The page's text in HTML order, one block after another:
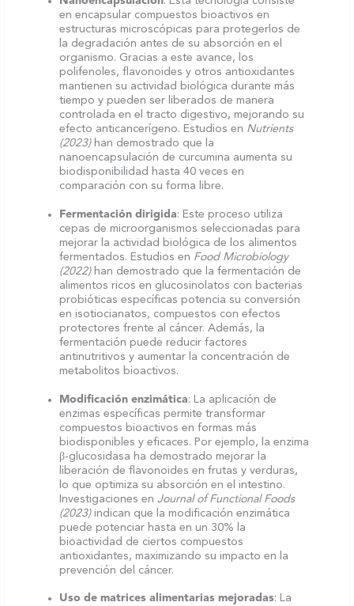
en encapsular compuestos bioactivos en
estructuras microscópicas para protegerlos de
la degradación antes de su absorción en el
organismo. Gracias a este avance, los
polifenoles, flavonoides y otros antioxidantes
mantienen su actividad biológica durante más
tiempo y pueden ser liberados de manera
controlada en el tracto digestivo, mejorando su
efecto anticancerígeno. Estudios en Nutrients
(2023)han demostrado que la
nanoencapsulación de curcumina aumenta su
biodisponibilidad hasta 40 veces en
comparación con su forma libre.
Fermentación dirigida: Este proceso utiliza
cepas de microorganismos seleccionadas para
mejorar la actividad biológica de los alimentos
fermentados. Estudios en Food Microbiology
(2022)han demostrado que la fermentación de
alimentos ricos en glucosinolatos con bacterias
probióticas específicas potencia su conversión
en isotiocianatos, compuestos con efectos
protectores frente al cáncer. Además, la
fermentación puede reducir factores
antinutritivos y aumentar la concentración de
metabolitos bioactivos.
Modificación enzimática: La aplicación de
enzimas específicas permite transformar
compuestos bioactivos en formas más
biodisponibles y eficaces. Por ejemplo, la enzima
β-glucosidasa ha demostrado mejorar la
liberación de flavonoides en frutas y verduras,
lo que optimiza su absorción en el intestino.
Investigaciones enJournal of Functional Foods
(2023)indican que la modificación enzimática
puede potenciar hasta en un 30% la
bioactividad de ciertos compuestos
antioxidantes, maximizando su impacto en la
prevención del cáncer.
Uso de matrices alimentarias mejoradas: La